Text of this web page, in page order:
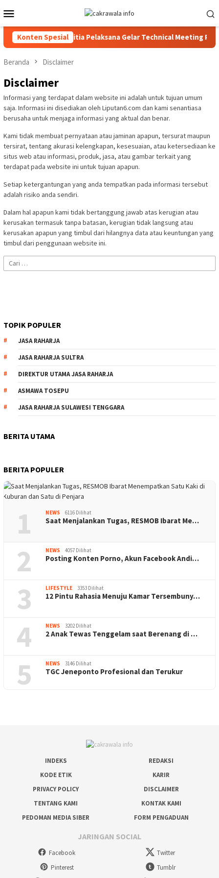
ke
kontenMobile
Konten Spesial
RI Ke-81 2026, Panitia Pelaksana Gelar Technical Meeting
Beranda Disclaimer
Disclaimer
Informasi yang terdapat dalam website ini adalah untuk tujuan umum
saja. Informasi ini disediakan oleh Liputan6.com dan kami senantiasa
berusaha untuk menjaga informasi yang aktual dan benar.
Kami tidak membuat pernyataan atau jaminan apapun, tersurat maupun
tersirat, tentang akurasi kelengkapan, kesesuaian, atau ketersediaan ke
situs web atau informasi, produk, jasa, atau gambar terkait yang
terdapat pada website ini untuk tujuan apapun.
Setiap ketergantungan yang anda tempatkan pada informasi tersebut
adalah risiko anda sendiri.
Dalam hal apapun kami tidak bertanggung jawab atas kerugian atau
kerusakan termasuk tanpa batasan, kerugian tidak langsung atau
kerusakan apapun yang timbul dari hilangnya data atau keuntungan yang
timbul dari penggunaan website ini.
Cari
untuk:
TOPIK POPULER
JASA RAHARJA
JASA RAHARJA SULTRA
DIREKTUR UTAMA JASA RAHARJA
ASMAWA TOSEPU
JASA RAHARJA SULAWESI TENGGARA
BERITA UTAMA
BERITA POPULER
1 NEWS 6116 Dilihat
Saat Menjalankan Tugas, RESMOB Ibarat Me…
2 NEWS 4057 Dilihat
Posting Konten Porno, Akun Facebook Andi…
3 LIFESTYLE 3353 Dilihat
12 Pintu Rahasia Menuju Kamar Tersembuny…
4 NEWS 3202 Dilihat
2 Anak Tewas Tenggelam saat Berenang di …
5 NEWS 3146 Dilihat
TGC Jeneponto Profesional dan Terukur
INDEKS
REDAKSI
KODE ETIK
KARIR
PRIVACY POLICY
DISCLAIMER
TENTANG KAMI
KONTAK KAMI
PEDOMAN MEDIA SIBER
FORM PENGADUAN
JARINGAN SOCIAL
Facebook
Twitter
Pinterest
Tumblr